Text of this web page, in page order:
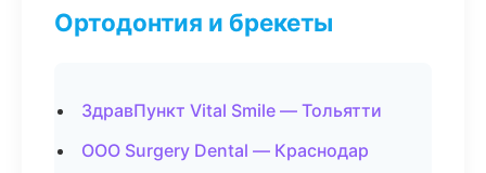
Ортодонтия и брекеты
ЗдравПункт Vital Smile — Тольятти
ООО Surgery Dental — Краснодар